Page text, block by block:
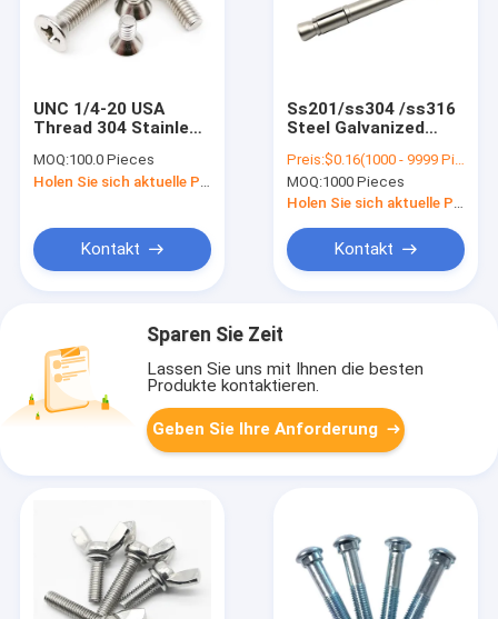
UNC 1/4-20 USA
Thread 304 Stainless
Flat Phillips Flat
Countersunk Head
MOQ:100.0 Pieces
Kontakt
Ss201/ss304 /ss316
Steel Galvanized
Concrete Wall
Anchor Bolts /
Wedge Stainless
Expansion Bolt
Preis:$0.16(1000 - 9999 Pieces) $0.08(10000 - 49999 Pieces) $0.01(>=50000 Pieces)
MOQ:1000 Pieces
Holen Sie sich aktuelle Preis
Kontakt
Sparen Sie Zeit
Lassen Sie uns mit Ihnen die besten
Produkte kontaktieren.
Geben Sie Ihre Anforderung